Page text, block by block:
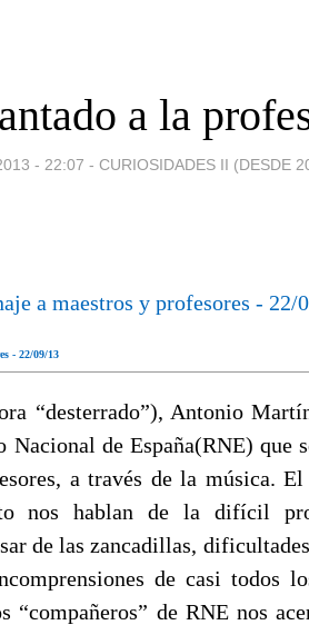
a la
- 22:07 - CURIOSIDADES II (DESDE
- 22/09/13
“desterrado”), Antonio
Nacional de España(RNE) que
a través de la música.
nos hablan de la difícil
de las zancadillas,
de casi todos
de RNE nos